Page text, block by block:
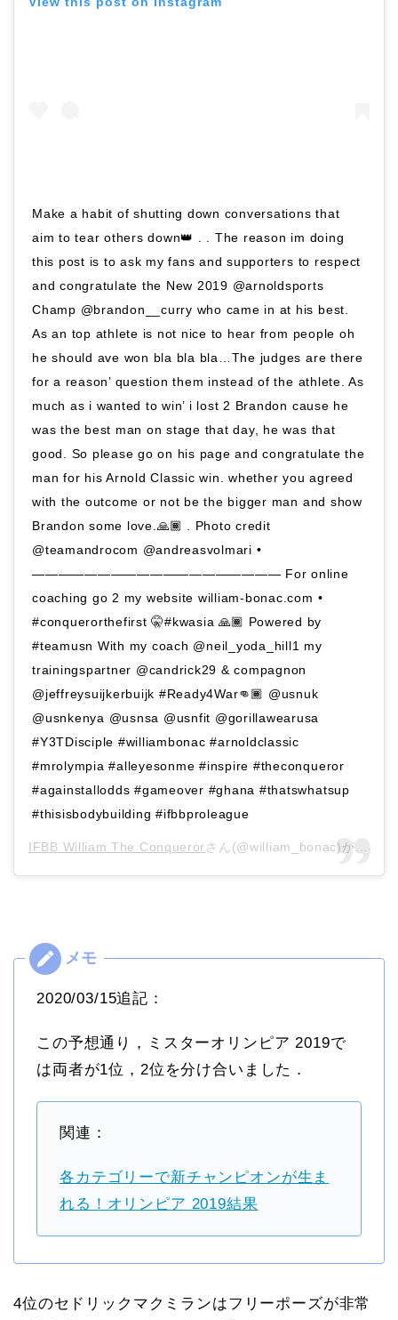
Make a habit of shutting down conversations that
aim to tear others down👑 . . The reason im doing
this post is to ask my fans and supporters to respect
and congratulate the New 2019 @arnoldsports
Champ @brandon__curry who came in at his best.
As an top athlete is not nice to hear from people oh
he should ave won bla bla bla…The judges are there
for a reason’ question them instead of the athlete. As
much as i wanted to win’ i lost 2 Brandon cause he
was the best man on stage that day, he was that
good. So please go on his page and congratulate the
man for his Arnold Classic win. whether you agreed
with the outcome or not be the bigger man and show
Brandon some love.🙏🏾 . Photo credit
@teamandrocom @andreasvolmari •
——————————————————— For online
coaching go 2 my website william-bonac.com •
#conquerorthefirst 🤫#kwasia 🙏🏾 Powered by
#teamusn With my coach @neil_yoda_hill1 my
trainingspartner @candrick29 & compagnon
@jeffreysuijkerbuijk #Ready4War👊🏾 @usnuk
@usnkenya @usnsa @usnfit @gorillawearusa
#Y3TDisciple #williambonac #arnoldclassic
#mrolympia #alleyesonme #inspire #theconqueror
#againstallodds #gameover #ghana #thatswhatsup
#thisisbodybuilding #ifbbproleague
IFBB William The Conqueror さん(@william_bonac)がシェアした投稿 –
2020/03/15追記：
この予想通り，ミスターオリンピア 2019で
は両者が1位，2位を分け合いました．
関連：
各カテゴリーで新チャンピオンが生ま
れる！オリンピア 2019結果
4位のセドリックマクミランはフリーポーズが非常